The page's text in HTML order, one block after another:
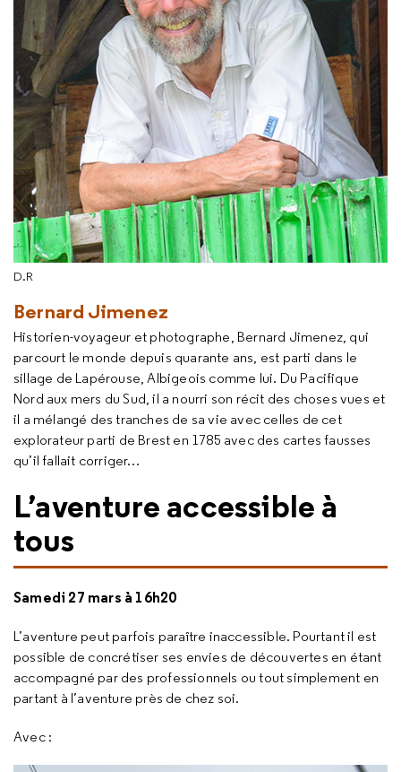
D.R
Bernard Jimenez
Historien-voyageur et photographe, Bernard Jimenez, qui
parcourt le monde depuis quarante ans, est parti dans le
sillage de Lapérouse, Albigeois comme lui. Du Pacifique
Nord aux mers du Sud, il a nourri son récit des choses vues et
il a mélangé des tranches de sa vie avec celles de cet
explorateur parti de Brest en 1785 avec des cartes fausses
qu’il fallait corriger…
L’aventure accessible à
tous
Samedi 27 mars à 16h20
L’aventure peut parfois paraître inaccessible. Pourtant il est
possible de concrétiser ses envies de découvertes en étant
accompagné par des professionnels ou tout simplement en
partant à l’aventure près de chez soi.
Avec :